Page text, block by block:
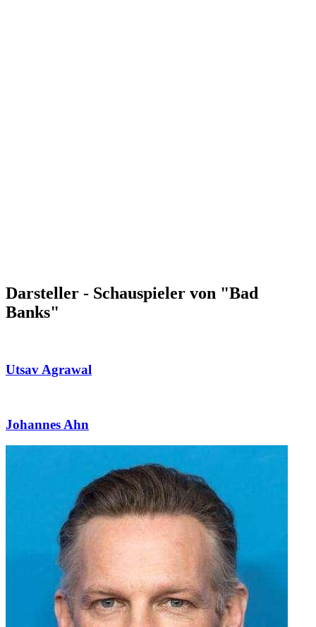
Darsteller - Schauspieler von "Bad
Banks"
Utsav Agrawal
Johannes Ahn